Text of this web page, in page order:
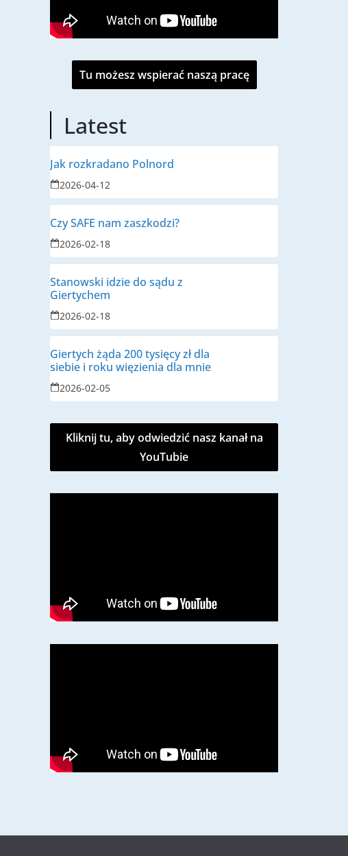
Tu możesz wspierać naszą pracę
Latest
Jak rozkradano Polnord
2026-04-12
Czy SAFE nam zaszkodzi?
2026-02-18
Stanowski idzie do sądu z
Giertychem
2026-02-18
Giertych żąda 200 tysięcy zł dla
siebie i roku więzienia dla mnie
2026-02-05
Kliknij tu, aby odwiedzić nasz kanał na
YouTubie